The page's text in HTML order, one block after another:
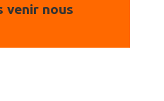
venir nous